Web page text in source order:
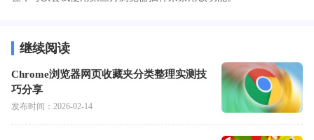
继续阅读
Chrome浏览器网页收藏夹分类整理实测技
巧分享
发布时间：2026-02-14